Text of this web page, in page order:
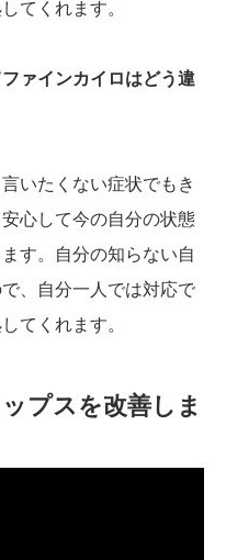
てくれます。
ァインカイロはどう違
いたくない症状でもき
心して今の自分の状態
す。自分の知らない自
、自分一人では対応で
てくれます。
プスを改善しま